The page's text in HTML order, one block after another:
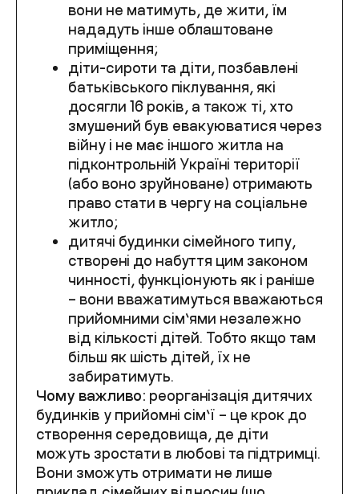
вони не матимуть, де жити, їм
нададуть інше облаштоване
приміщення;
діти-сироти та діти, позбавлені
батьківського піклування, які
досягли 16 років, а також ті, хто
змушений був евакуюватися через
війну і не має іншого житла на
підконтрольній Україні території
(або воно зруйноване) отримають
право стати в чергу на соціальне
житло;
дитячі будинки сімейного типу,
створені до набуття цим законом
чинності, функціонують як і раніше
– вони вважатимуться вважаються
прийомними сім’ями незалежно
від кількості дітей. Тобто якщо там
більш як шість дітей, їх не
забиратимуть.
Чому важливо: реорганізація дитячих
будинків у прийомні сім’ї – це крок до
створення середовища, де діти
можуть зростати в любові та підтримці.
Вони зможуть отримати не лише